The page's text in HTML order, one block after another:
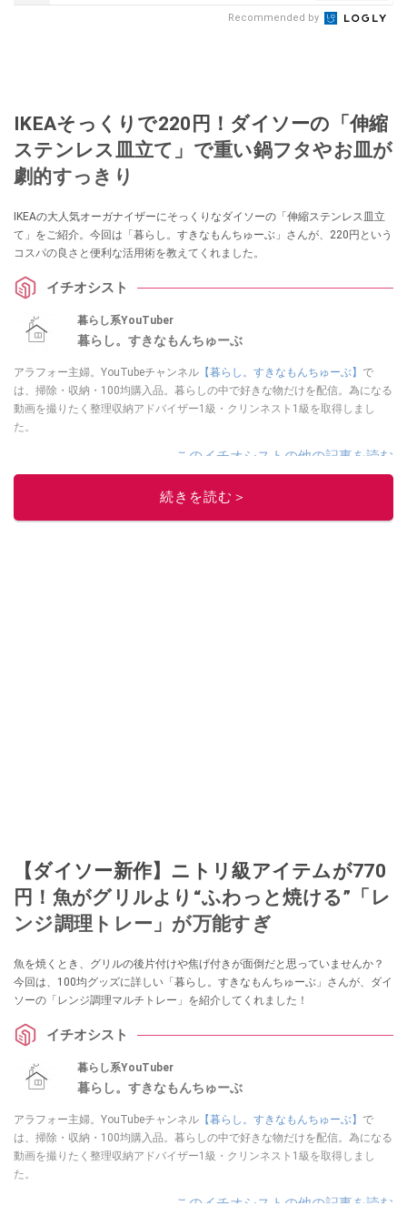
Recommended by
IKEAそっくりで220円！ダイソーの「伸縮
ステンレス皿立て」で重い鍋フタやお皿が
劇的すっきり
IKEAの大人気オーガナイザーにそっくりなダイソーの「伸縮ステンレス皿立
て」をご紹介。今回は「暮らし。すきなもんちゅーぶ」さんが、220円という
コスパの良さと便利な活用術を教えてくれました。
イチオシスト
暮らし系YouTuber
暮らし。すきなもんちゅーぶ
アラフォー主婦。YouTubeチャンネル 【暮らし。すきなもんちゅーぶ】 で
は、掃除・収納・100均購入品。暮らしの中で好きな物だけを配信。為になる
動画を撮りたく整理収納アドバイザー1級・クリンネスト1級を取得しまし
た。
このイチオシストの他の記事を読む
続きを読む＞
【ダイソー新作】ニトリ級アイテムが770
円！魚がグリルより“ふわっと焼ける”「レ
ンジ調理トレー」が万能すぎ
魚を焼くとき、グリルの後片付けや焦げ付きが面倒だと思っていませんか？
今回は、100均グッズに詳しい「暮らし。すきなもんちゅーぶ」さんが、ダイ
ソーの「レンジ調理マルチトレー」を紹介してくれました！
イチオシスト
暮らし系YouTuber
暮らし。すきなもんちゅーぶ
アラフォー主婦。YouTubeチャンネル 【暮らし。すきなもんちゅーぶ】 で
は、掃除・収納・100均購入品。暮らしの中で好きな物だけを配信。為になる
動画を撮りたく整理収納アドバイザー1級・クリンネスト1級を取得しまし
た。
このイチオシストの他の記事を読む